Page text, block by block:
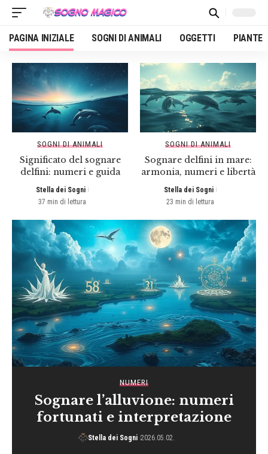
PAGINA INIZIALE SOGNI DI ANIMALI OGGETTI PIANTE
SOGNI DI ANIMALI
Significato del sognare
delfini: numeri e guida
Stella dei Sogni
37 min di lettura
SOGNI DI ANIMALI
Sognare delfini in mare:
armonia, numeri e libertà
Stella dei Sogni
23 min di lettura
NUMERI
Sognare l’alluvione: numeri
fortunati e interpretazione
Stella dei Sogni 2026.05.02.